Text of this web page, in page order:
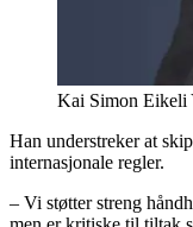
Kai Simon Eikeli
Han understreker at
internasjonale regler.
– Vi støtter streng